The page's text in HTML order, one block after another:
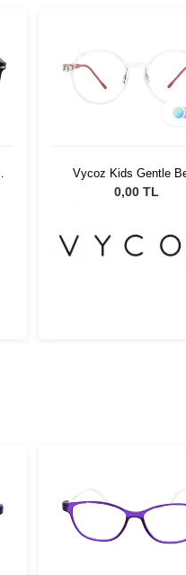
Vycoz Kids Gentle
CRT 46-17 135
0,00 TL